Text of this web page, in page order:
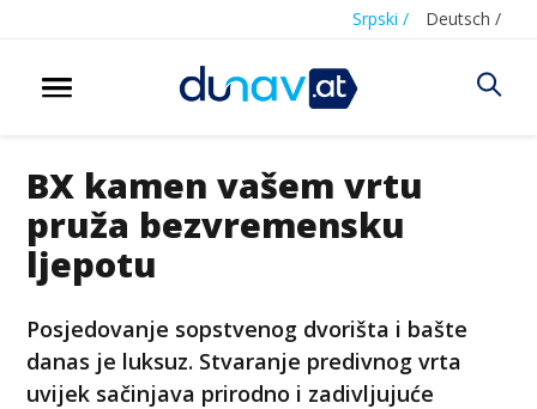
Srpski / Deutsch /
BX kamen vašem vrtu
pruža bezvremensku
ljepotu
Posjedovanje sopstvenog dvorišta i bašte
danas je luksuz. Stvaranje predivnog vrta
uvijek sačinjava prirodno i zadivljujuće